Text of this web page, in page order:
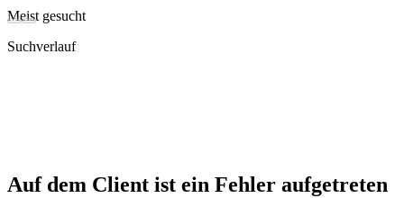
Meist gesucht
Suchverlauf
Auf dem Client ist ein Fehler aufgetreten